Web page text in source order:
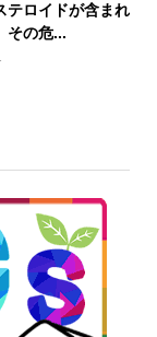
テロイドが含まれ
の危...